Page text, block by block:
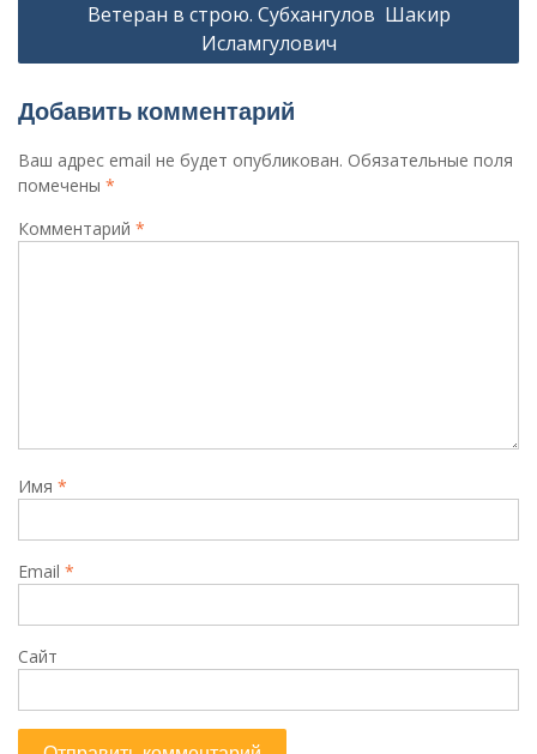
записямВетеран в строю. Субхангулов Шакир
Исламгулович
Добавить комментарий
Ваш адрес email не будет опубликован. Обязательные поля
помечены *
Комментарий *
Имя *
Email *
Сайт